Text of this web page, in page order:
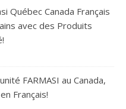
Québec Canada Français
avec des Produits
FARMASI au Canada,
Français!